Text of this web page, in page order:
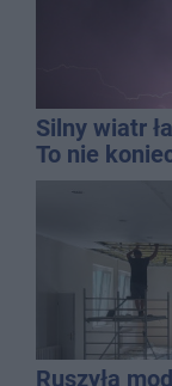
Silny wiatr
To nie
Ruszyła